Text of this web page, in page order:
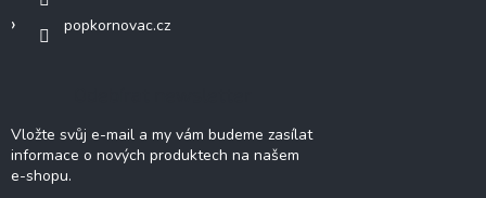
popkornovac.cz
Vložte svůj e-mail a my vám budeme zasílat
informace o nových produktech na našem
e-shopu.